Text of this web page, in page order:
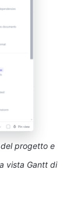
progetto e
vista Gantt di